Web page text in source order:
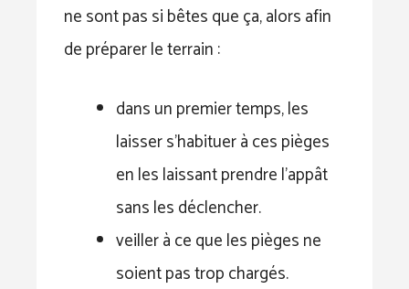
ne sont pas si bêtes que ça, alors afin
de préparer le terrain :
dans un premier temps, les
laisser s’habituer à ces pièges
en les laissant prendre l’appât
sans les déclencher.
veiller à ce que les pièges ne
soient pas trop chargés.